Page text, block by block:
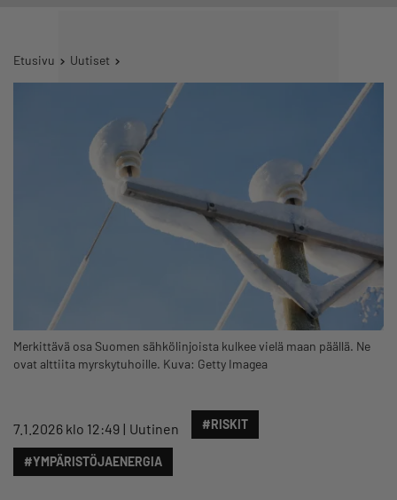
Etusivu Uutiset
Merkittävä osa Suomen sähkölinjoista kulkee vielä maan päällä. Ne
ovat alttiita myrskytuhoille. Kuva: Getty Imagea
7.1.2026 klo 12:49 Uutinen #RISKIT
#YMPÄRISTÖJAENERGIA
Suodata hakutuloksia: näytä kaikki sisältö